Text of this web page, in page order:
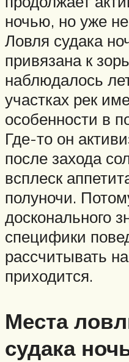
ночью, но уже
Ловля судака
привязана к
наблюдалось
участках рек
особенности в
Где-то он
после захода
всплеск
полуночи.
досконального
специфики
рассчитывать
приходится.
Места
судака